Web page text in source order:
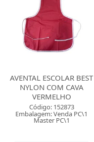
AVENTAL ESCOLAR BEST
NYLON COM CAVA
VERMELHO
Código: 152873
Embalagem: Venda PC\1
Master PC\1